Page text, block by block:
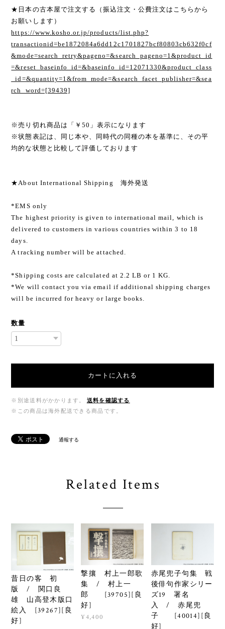
★日本の古本屋で注文する（振込注文・公費注文はこちらから
お願いします）
https://www.kosho.or.jp/products/list.php?
transactionid=be1872084a6dd12c1701827bcf80803cb632f0cf
&mode=search_retry&pageno=&search_pageno=1&product_id
=&reset_baseinfo_id=&baseinfo_id=12071330&product_class
_id=&quantity=1&from_mode=&search_facet_publisher=&sea
rch_word=[39439]
※売り切れ商品は「￥50」表示になります
※状態表記は、同じ本や、同時代の同種の本を基準に、その平
均的な状態と比較して評価しております
★About International Shipping 海外発送
*EMS only
The highest priority is given to international mail, which is
delivered to customers in various countries within 3 to 18
days.
A tracking number will be attached.
*Shipping costs are calculated at 2.2 LB or 1 KG.
*We will contact you via email if additional shipping charges
will be incurred for heavy or large books.
数量
カートに入れる
※別途送料がかかります。
送料を確認する
※この商品は海外配送できる商品です。
通報する
Related Items
昔日の客 初
版 / 関口良
雄 山高登木版口
絵入 [39267][良
好]
撃攘 村上一郎歌
集 / 村上一
郎 [39705][良
好]
¥4,400
赤尾兜子句集 戦
後俳句作家シリー
ズ19 署名
入 / 赤尾兜
子 [40014][良
好]